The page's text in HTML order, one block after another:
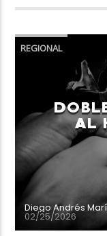
REGIONAL
AL
Diego Andrés
02/25/2026